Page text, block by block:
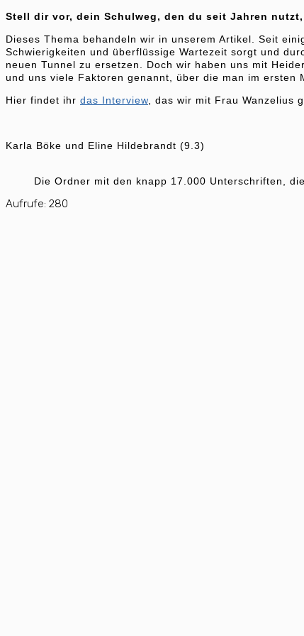
Stell dir vor, dein Schulweg, den du seit Jahren
Dieses Thema behandeln wir in unserem Artikel. Seit
Schwierigkeiten und überflüssige Wartezeit sorgt und
neuen Tunnel zu ersetzen. Doch wir haben uns mit
und uns viele Faktoren genannt, über die man im ersten
Hier findet ihr das Interview , das wir mit Frau Wanzelius
Karla Böke und Eline Hildebrandt (9.3)
Die Ordner mit den knapp 17.000 Unterschriften,
Aufrufe: 280